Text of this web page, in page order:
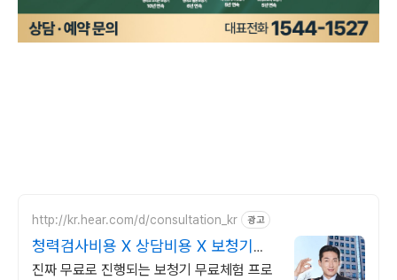
http://kr.hear.com/d/consultation_kr 광고
청력검사비용 X 상담비용 X 보청기필
요한지 테스트해보세요
진짜 무료로 진행되는 보청기 무료체험 프로